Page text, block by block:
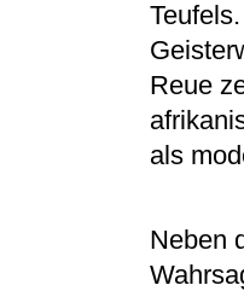
Reue
als
Neben